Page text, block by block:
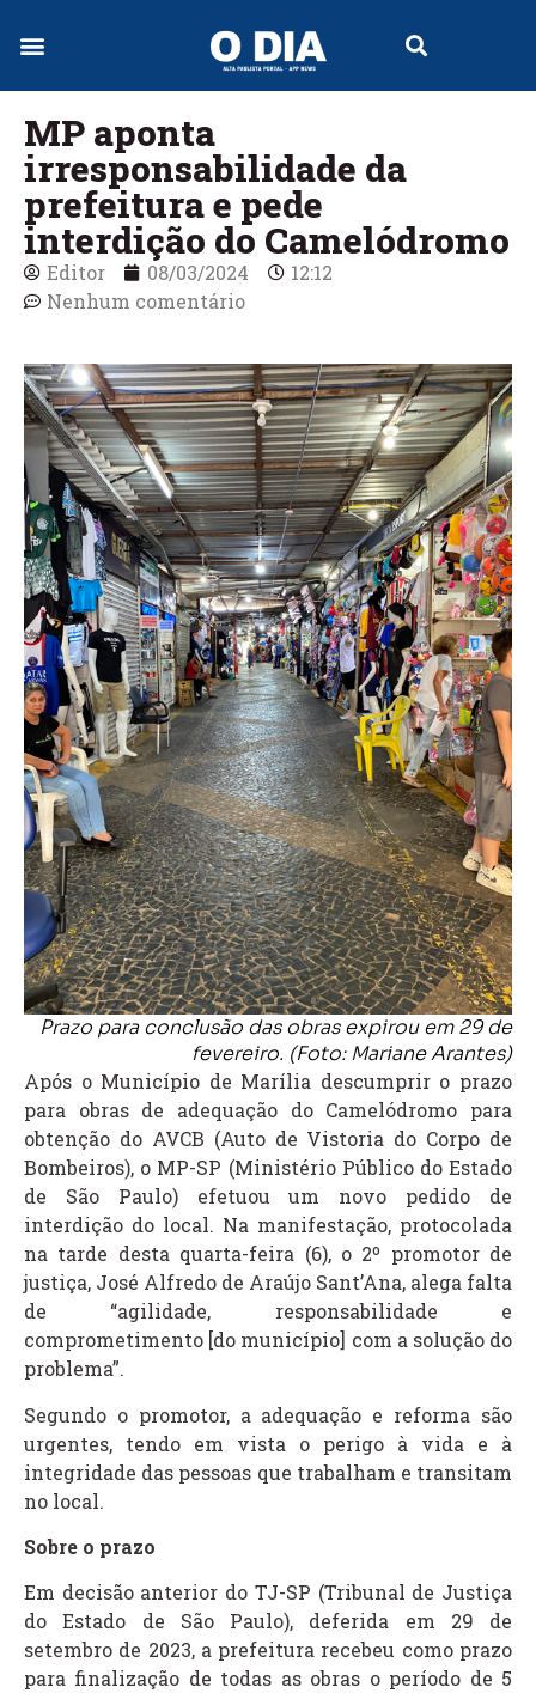
MP aponta
irresponsabilidade da
prefeitura e pede
interdição do Camelódromo
Editor 08/03/2024
12:12
Nenhum comentário
Prazo para conclusão das obras expirou em 29 de
fevereiro. (Foto: Mariane Arantes)
Após o Município de Marília descumprir o prazo
para obras de adequação do Camelódromo para
obtenção do AVCB (Auto de Vistoria do Corpo de
Bombeiros), o MP-SP (Ministério Público do Estado
de São Paulo) efetuou um novo pedido de
interdição do local. Na manifestação, protocolada
na tarde desta quarta-feira (6), o 2º promotor de
justiça, José Alfredo de Araújo Sant’Ana, alega falta
de “agilidade, responsabilidade e
comprometimento [do município] com a solução do
problema”.
Segundo o promotor, a adequação e reforma são
urgentes, tendo em vista o perigo à vida e à
integridade das pessoas que trabalham e transitam
no local.
Sobre o prazo
Em decisão anterior do TJ-SP (Tribunal de Justiça
do Estado de São Paulo), deferida em 29 de
setembro de 2023, a prefeitura recebeu como prazo
para finalização de todas as obras o período de 5